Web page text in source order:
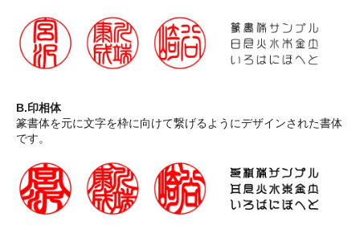
B.印相体
篆書体を元に文字を枠に向けて繋げるようにデザインされた書体
です。